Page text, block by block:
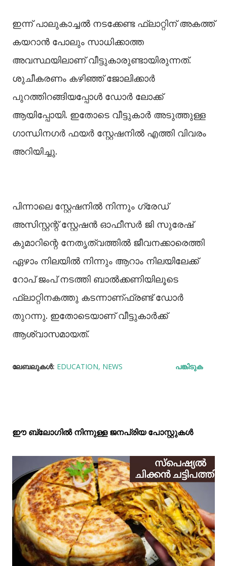
ഇന്ന് പാലുകാച്ചല്‍ നടക്കേണ്ട ഫ്ലാറ്റിന് അകത്ത്
കയറാൻ പോലും സാധിക്കാത്ത
അവസ്ഥയിലാണ് വീട്ടുകാരുണ്ടായിരുന്നത്.
ശുചീകരണം കഴിഞ്ഞ് ജോലിക്കാർ
പുറത്തിറങ്ങിയപ്പോള്‍ ഡോർ ലോക്ക്
ആയിപ്പോയി. ഇതോടെ വീട്ടുകാർ അടുത്തുള്ള
ഗാന്ധിനഗർ ഫയർ സ്റ്റേഷനില്‍ എത്തി വിവരം
അറിയിച്ചു.
പിന്നാലെ സ്റ്റേഷനില്‍ നിന്നും ഗ്രേഡ്
അസിസ്റ്റന്റ് സ്റ്റേഷൻ ഓഫീസർ ജി സുരേഷ്
കുമാറിന്റെ നേതൃത്വത്തില്‍ ജീവനക്കാരെത്തി
ഏഴാം നിലയില്‍ നിന്നും ആറാം നിലയിലേക്ക്
റോപ് ജംപ് നടത്തി ബാല്‍ക്കണിയിലൂടെ
ഫ്ലാറ്റിനകത്തു കടന്നാണ്ഫ്രണ്ട് ഡോർ
തുറന്നു. ഇതോടെയാണ് വീട്ടുകാർക്ക്
ആശ്വാസമായത്.
ലേബലുകള്‍: EDUCATION NEWS പങ്കിടുക
ഈ ബ്ലോഗിൽ നിന്നുള്ള ജനപ്രിയ പോസ്റ്റുകള്‍‌